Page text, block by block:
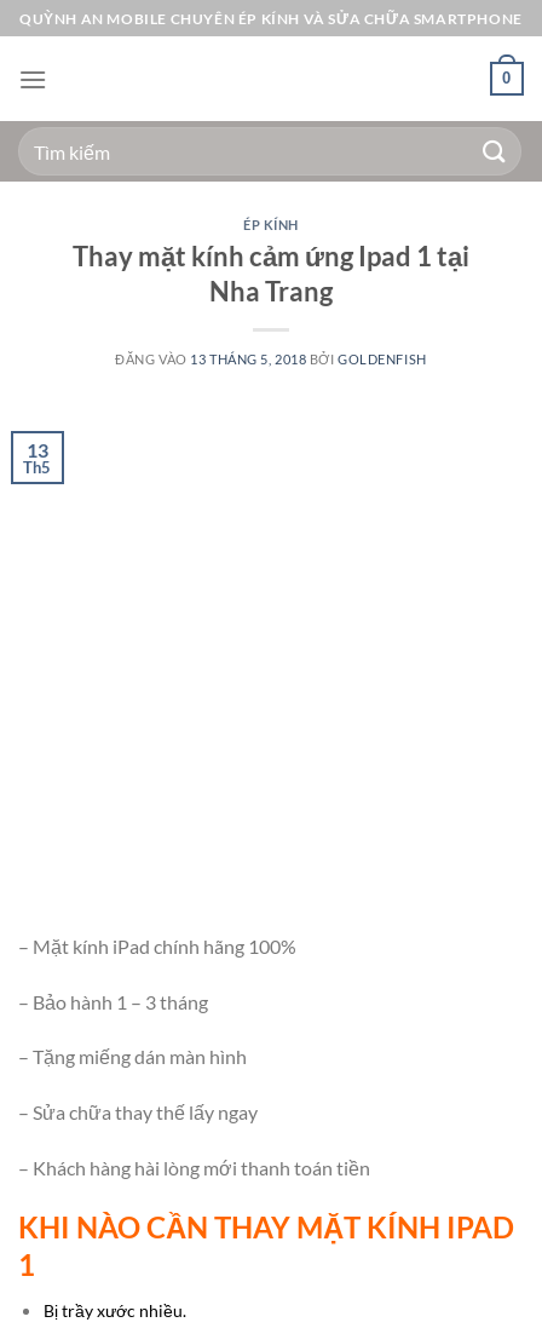
Bỏ
qua
nội
QUỲNH AN MOBILE CHUYÊN ÉP KÍNH VÀ SỬA CHỮA SMARTPHONE
0
Tìm
kiếm:
ÉP KÍNH
Thay mặt kính cảm ứng Ipad 1 tại
Nha Trang
ĐĂNG VÀO 13 THÁNG 5, 2018 BỞIGOLDENFISH
13
Th5
– Mặt kính iPad chính hãng 100%
– Bảo hành 1 – 3 tháng
– Tặng miếng dán màn hình
– Sửa chữa thay thế lấy ngay
– Khách hàng hài lòng mới thanh toán tiền
KHI NÀO CẦN THAY MẶT KÍNH IPAD
1
Bị trầy xước nhiều.